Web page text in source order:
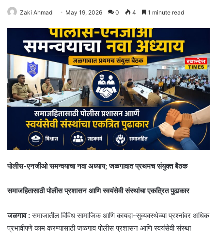
Zaki Ahmad May 19, 2026 0 4 1 minute read
पोलीस-एनजीओ समन्वयाचा नवा अध्याय; जळगावात प्रथमच संयुक्त बैठक
समाजहितासाठी पोलीस प्रशासन आणि स्वयंसेवी संस्थांचा एकत्रित पुढाकार
जळगाव :समाजातील विविध सामाजिक आणि कायदा-सुव्यवस्थेच्या प्रश्नांवर अधिक
प्रभावीपणे काम करण्यासाठी जळगाव पोलीस प्रशासन आणि स्वयंसेवी संस्था